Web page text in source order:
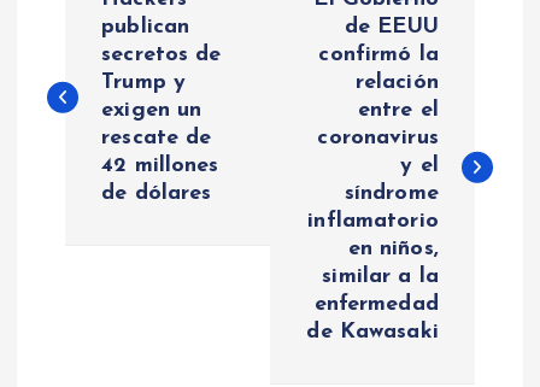
v
publican
secretos de
Trump y
exigen un
rescate de
42 millones
de dólares
de EEUU
confirmó la
relación
entre el
coronavirus
y el
síndrome
inflamatorio
en niños,
similar a la
enfermedad
de Kawasaki